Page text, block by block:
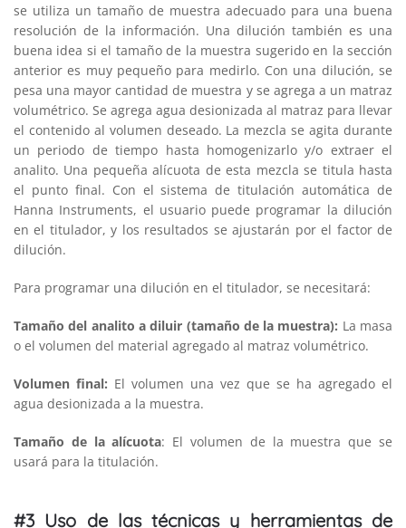
se utiliza un tamaño de muestra adecuado para una buena
resolución de la información. Una dilución también es una
buena idea si el tamaño de la muestra sugerido en la sección
anterior es muy pequeño para medirlo. Con una dilución, se
pesa una mayor cantidad de muestra y se agrega a un matraz
volumétrico. Se agrega agua desionizada al matraz para llevar
el contenido al volumen deseado. La mezcla se agita durante
un periodo de tiempo hasta homogenizarlo y/o extraer el
analito. Una pequeña alícuota de esta mezcla se titula hasta
el punto final. Con el sistema de titulación automática de
Hanna Instruments, el usuario puede programar la dilución
en el titulador, y los resultados se ajustarán por el factor de
dilución.
Para programar una dilución en el titulador, se necesitará:
Tamaño del analito a diluir (tamaño de la muestra): La masa
o el volumen del material agregado al matraz volumétrico.
Volumen final: El volumen una vez que se ha agregado el
agua desionizada a la muestra.
Tamaño de la alícuota: El volumen de la muestra que se
usará para la titulación.
#3 Uso de las técnicas y herramientas de